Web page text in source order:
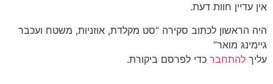
אין עדיין חוות דעת.
היה הראשון לכתוב סקירה “סט מקלדת, אוזניות, משטח ועכבר
גיימינג מואר”
עליך להתחבר כדי לפרסם ביקורת.